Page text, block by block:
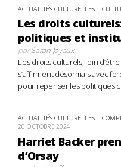
ACTUALITÉS CULTURELLES
Les droits
politiques et
parSarah Joyaux
Les droits culturels, loin
s’affirment désormais avec
pour repenser les politiques
ACTUALITÉS CULTURELLES
20 OCTOBRE 2024
Harriet Backer
d’Orsay